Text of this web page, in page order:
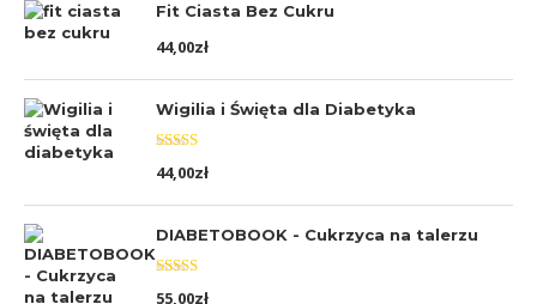
Fit Ciasta Bez Cukru
44,00zł
Wigilia i Święta dla Diabetyka
Oceniono
5.00na 5
44,00zł
DIABETOBOOK - Cukrzyca na talerzu
Oceniono
55,00zł